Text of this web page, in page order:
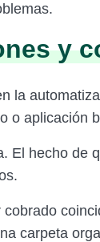
y
la
o aplicación
El hecho de
carpeta